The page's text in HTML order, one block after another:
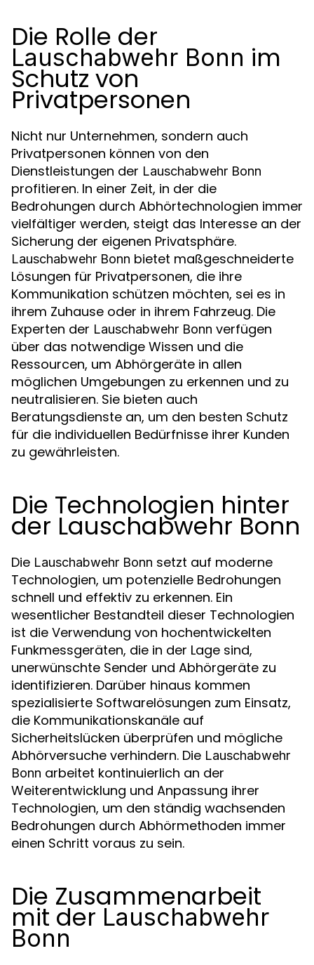
Die Rolle der
Lauschabwehr Bonn im
Schutz von
Privatpersonen
Nicht nur Unternehmen, sondern auch
Privatpersonen können von den
Dienstleistungen der Lauschabwehr Bonn
profitieren. In einer Zeit, in der die
Bedrohungen durch Abhörtechnologien immer
vielfältiger werden, steigt das Interesse an der
Sicherung der eigenen Privatsphäre.
Lauschabwehr Bonn bietet maßgeschneiderte
Lösungen für Privatpersonen, die ihre
Kommunikation schützen möchten, sei es in
ihrem Zuhause oder in ihrem Fahrzeug. Die
Experten der Lauschabwehr Bonn verfügen
über das notwendige Wissen und die
Ressourcen, um Abhörgeräte in allen
möglichen Umgebungen zu erkennen und zu
neutralisieren. Sie bieten auch
Beratungsdienste an, um den besten Schutz
für die individuellen Bedürfnisse ihrer Kunden
zu gewährleisten.
Die Technologien hinter
der Lauschabwehr Bonn
Die Lauschabwehr Bonn setzt auf moderne
Technologien, um potenzielle Bedrohungen
schnell und effektiv zu erkennen. Ein
wesentlicher Bestandteil dieser Technologien
ist die Verwendung von hochentwickelten
Funkmessgeräten, die in der Lage sind,
unerwünschte Sender und Abhörgeräte zu
identifizieren. Darüber hinaus kommen
spezialisierte Softwarelösungen zum Einsatz,
die Kommunikationskanäle auf
Sicherheitslücken überprüfen und mögliche
Abhörversuche verhindern. Die Lauschabwehr
Bonn arbeitet kontinuierlich an der
Weiterentwicklung und Anpassung ihrer
Technologien, um den ständig wachsenden
Bedrohungen durch Abhörmethoden immer
einen Schritt voraus zu sein.
Die Zusammenarbeit
mit der Lauschabwehr
Bonn